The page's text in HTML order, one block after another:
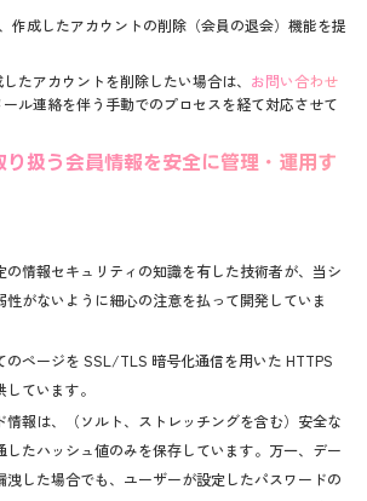
作成したアカウントの削除（会員の退会）機能を提
たアカウントを削除したい場合は、 お問い合わせ
ル連絡を伴う手動でのプロセスを経て対応させて
り扱う会員情報を安全に管理・運用す
の情報セキュリティの知識を有した技術者が、当シ
性がないように細心の注意を払って開発していま
のページを SSL/TLS 暗号化通信を用いた HTTPS
ています。
情報は、（ソルト、ストレッチングを含む）安全な
したハッシュ値のみを保存しています。万一、デー
洩した場合でも、ユーザーが設定したパスワードの